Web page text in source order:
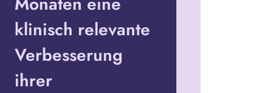
klinisch relevante
Verbesserung
ihrer